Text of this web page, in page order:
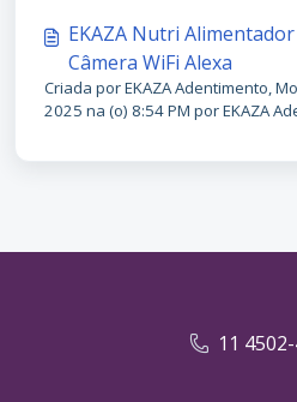
EKAZA Nutri
Câmera WiFi Alexa
Criada por EKAZA Adentimento,
2025 na (o) 8:54 PM por EKAZA
11